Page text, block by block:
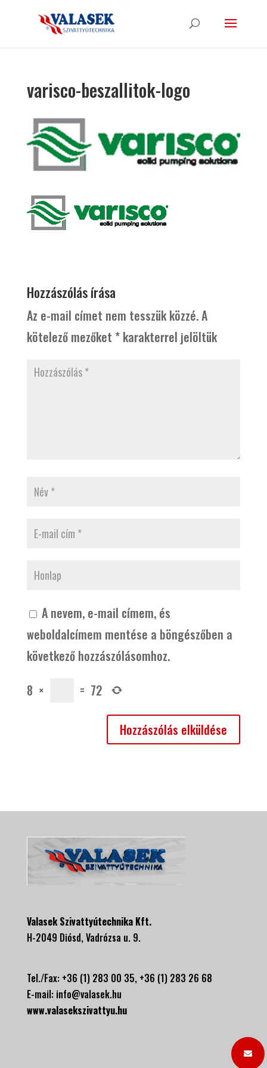
varisco-beszallitok-logo
Hozzászólás írása
Az e-mail címet nem tesszük közzé.A
kötelező mezőket *karakterrel jelöltük
A nevem, e-mail címem, és
weboldalcímem mentése a böngészőben a
következő hozzászólásomhoz.
8 × = 72
Valasek Szivattyútechnika Kft.
H-2049 Diósd, Vadrózsa u. 9.
Tel./Fax: +36 (1) 283 00 35, +36 (1) 283 26 68
E-mail: info@valasek.hu
www.valasekszivattyu.hu